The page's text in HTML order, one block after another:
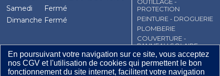
En poursuivant votre navigation sur ce site, vous acceptez
nos CGV et l'utilisation de cookies qui permettent le bon
fonctionnement du site internet, facilitent votre navigation
Samedi
Fermé
Dimanche Fermé
PROTECTION
PEINTURE - DROGUERIE
PLOMBERIE
COUVERTURE -
PANNEAU SOLAIRE
VISSERIE-CLOUTERIE-
BOULONERIE
CHAUFFAGE-